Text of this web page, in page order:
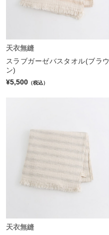
天衣無縫
スラブガーゼバスタオル(ブラウ
ン)
¥5,500 （税込）
天衣無縫